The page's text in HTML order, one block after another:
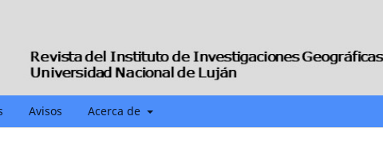
Avisos Acerca de